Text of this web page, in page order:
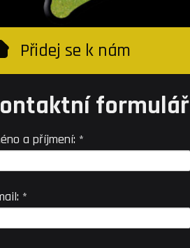
Přidej se k nám
formulář
a příjmení: *
*